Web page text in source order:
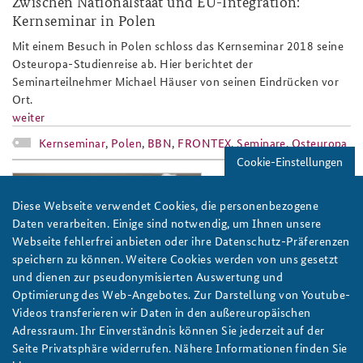
Kernseminar in Polen
Mit einem Besuch in Polen schloss das Kernseminar 2018 seine
Osteuropa-Studienreise ab. Hier berichtet der
Seminarteilnehmer Michael Häuser von seinen Eindrücken vor
Ort.
weiter
Kernseminar, Polen, BBN, FRONTEX,Seminare,Osteuropa
Foto: BBN
„Weimar“ zeigt Flagge
Am 1. und 2. Juli sprachen Vertreter der wichtigsten
Cookie-Einstellungen
Diese Webseite verwendet Cookies, die personenbezogene
Daten verarbeiten. Einige sind notwendig, um Ihnen unsere
Webseite fehlerfrei anbieten oder ihre Datenschutz-Präferenzen
speichern zu können. Weitere Cookies werden von uns gesetzt
und dienen zur pseudonymisierten Auswertung und
Optimierung des Web-Angebotes. Zur Darstellung von Youtube-
Videos transferieren wir Daten in den außereuropäischen
Adressraum. Ihr Einverständnis können Sie jederzeit auf der
Seite Privatsphäre widerrufen. Nähere Informationen finden Sie